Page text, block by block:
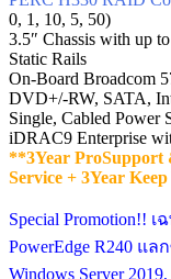
0, 1, 10, 5, 50)
3.5″ Chassis with up
Static Rails
On-Board Broadcom
DVD+/-RW, SATA,
Single, Cabled Power
iDRAC9 Enterprise
**3Year ProSupport
Service + 3Year
Special Promotion!!
PowerEdge R240 แล
Windows Server